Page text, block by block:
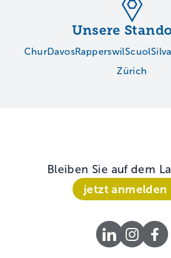
Unsere
ChurDavosRapperswilScuol
Zürich
Bleiben Sie auf dem
jetzt anmelden